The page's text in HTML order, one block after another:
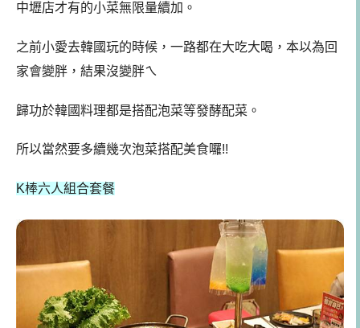
中壢店才有的小菜無限量續加。
之前小愛去韓國玩的時候，一路都在大吃大喝，本以為回
家會變胖，結果沒變胖ㄟ
歸功於韓國料理都是搭配泡菜等發酵配菜。
所以當然要多續幾次泡菜搭配美食囉!!
K棒六人組合套餐